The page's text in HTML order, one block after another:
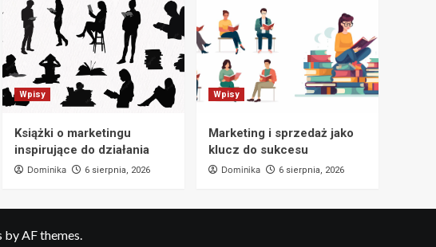
Wpisy
Książki o marketingu
inspirujące do działania
Dominika 6 sierpnia, 2026
Wpisy
Marketing i sprzedaż jako
klucz do sukcesu
Dominika 6 sierpnia, 2026
by AF themes.